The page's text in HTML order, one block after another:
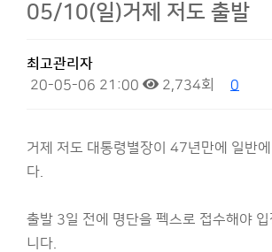
05/10(일)거제 저도 출발
최고관리자
20-05-06 21:00
2,734회 0
거제 저도 대통령별장이 47년만에 일반에
다.
출발 3일 전에 명단을 펙스로 접수해야
니다.